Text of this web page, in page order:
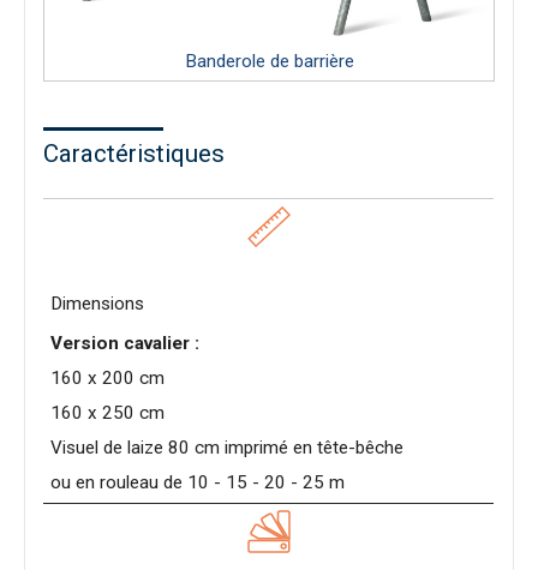
Banderole de barrière
Caractéristiques
Dimensions
Version cavalier :
160 x 200 cm
160 x 250 cm
Visuel de laize 80 cm imprimé en tête-bêche
ou en rouleau de 10 - 15 - 20 - 25 m